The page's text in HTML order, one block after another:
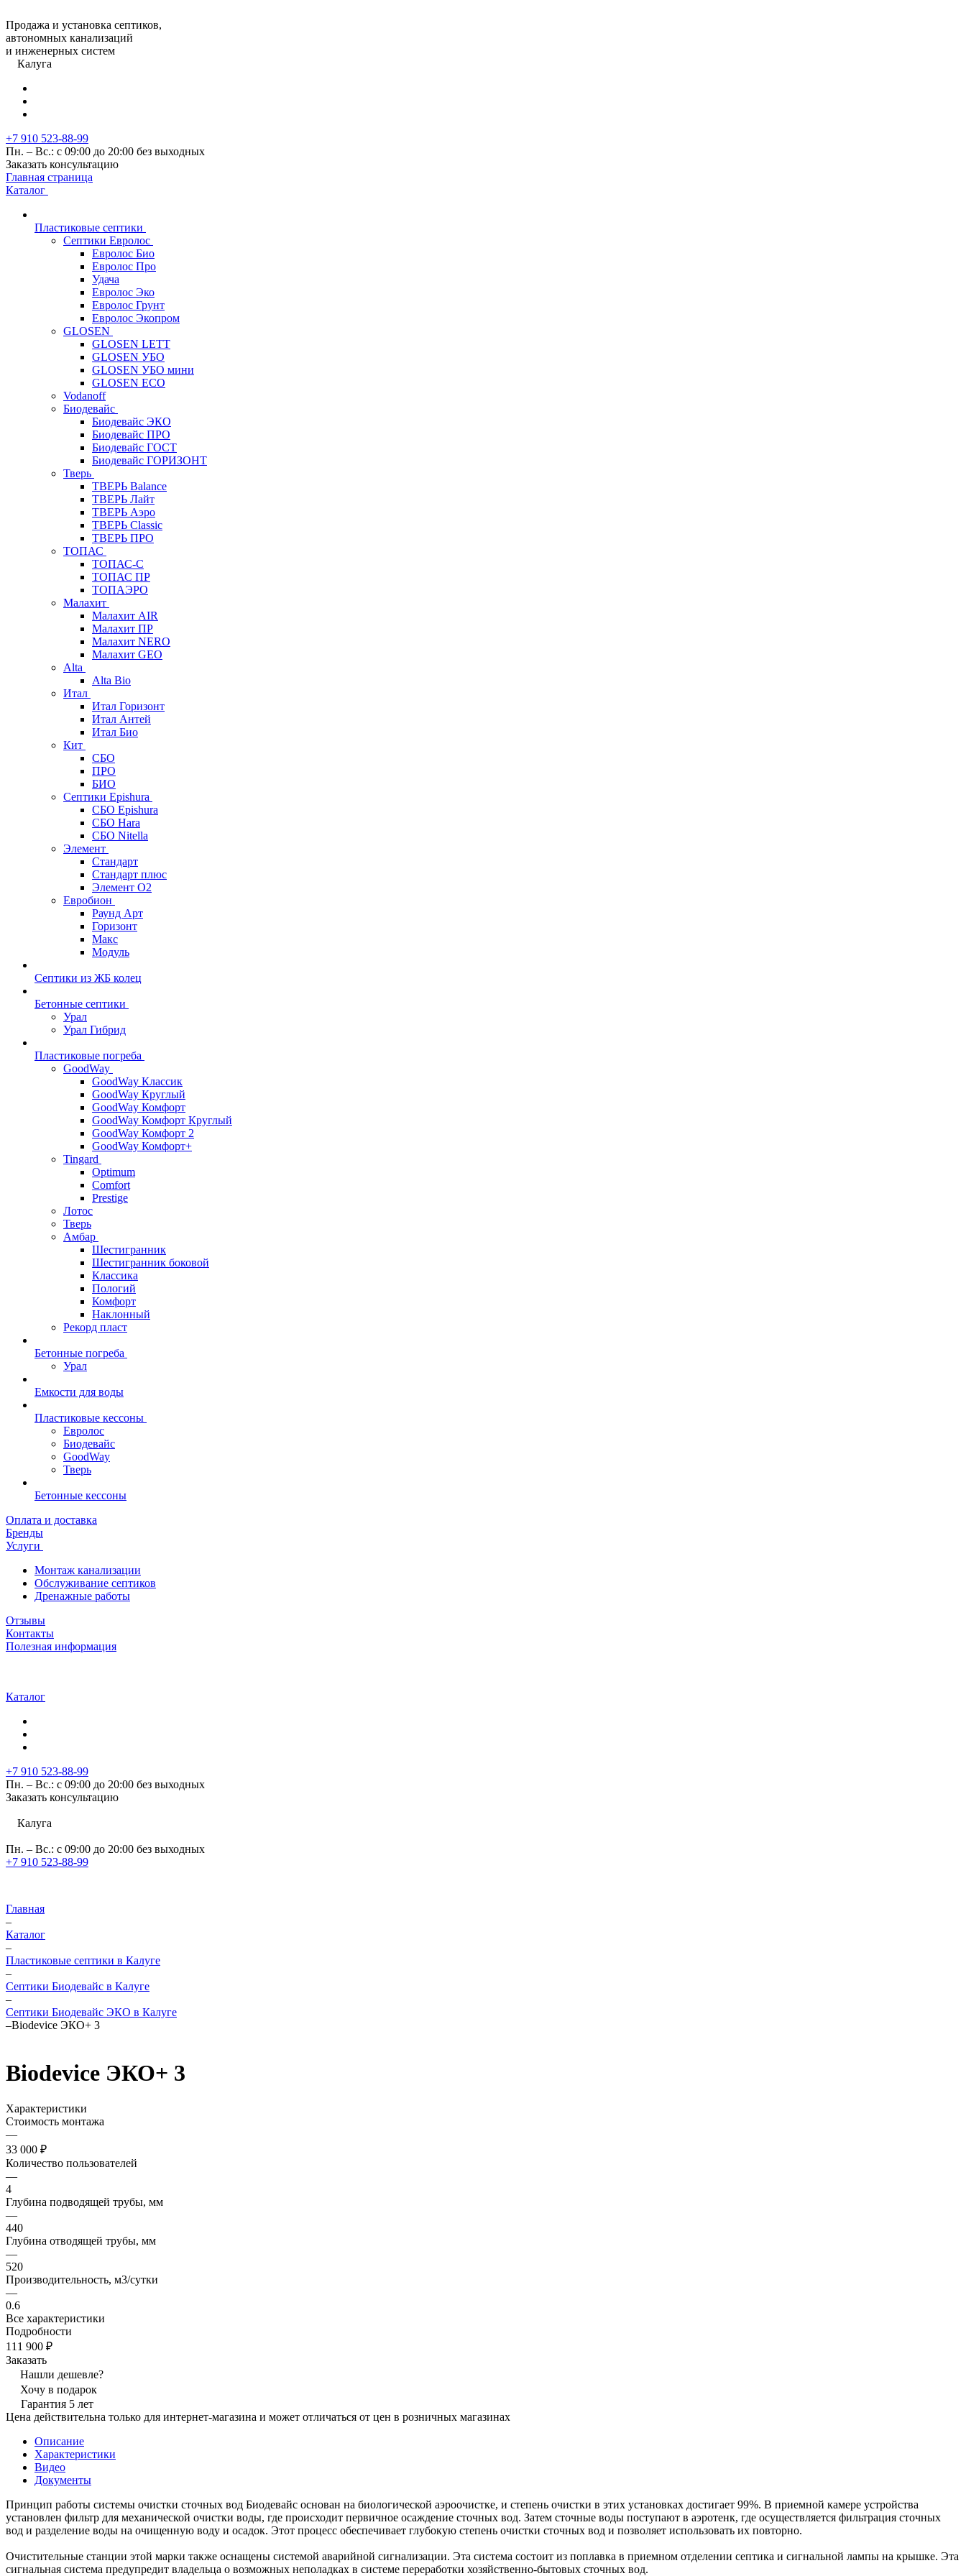
Продажа и установка септиков,
автономных канализаций
и инженерных систем
Калуга
+7 910 523-88-99
Пн. – Вс.: с 09:00 до 20:00 без выходных
Заказать консультацию
Главная страница
Каталог
Пластиковые септики
Септики Евролос
Евролос Био
Евролос Про
Удача
Евролос Эко
Евролос Грунт
Евролос Экопром
GLOSEN
GLOSEN LETT
GLOSEN УБО
GLOSEN УБО мини
GLOSEN ECO
Vodanoff
Биодевайс
Биодевайс ЭКО
Биодевайс ПРО
Биодевайс ГОСТ
Биодевайс ГОРИЗОНТ
Тверь
ТВЕРЬ Balance
ТВЕРЬ Лайт
ТВЕРЬ Аэро
ТВЕРЬ Classic
ТВЕРЬ ПРО
ТОПАС
ТОПАС-С
ТОПАС ПР
ТОПАЭРО
Малахит
Малахит AIR
Малахит ПР
Малахит NERO
Малахит GEO
Alta
Alta Bio
Итал
Итал Горизонт
Итал Антей
Итал Био
Кит
СБО
ПРО
БИО
Септики Epishura
СБО Epishura
СБО Hara
СБО Nitella
Элемент
Стандарт
Стандарт плюс
Элемент О2
Евробион
Раунд Арт
Горизонт
Макс
Модуль
Септики из ЖБ колец
Бетонные септики
Урал
Урал Гибрид
Пластиковые погреба
GoodWay
GoodWay Классик
GoodWay Круглый
GoodWay Комфорт
GoodWay Комфорт Круглый
GoodWay Комфорт 2
GoodWay Комфорт+
Tingard
Optimum
Comfort
Prestige
Лотос
Тверь
Амбар
Шестигранник
Шестигранник боковой
Классика
Пологий
Комфорт
Наклонный
Рекорд пласт
Бетонные погреба
Урал
Емкости для воды
Пластиковые кессоны
Евролос
Биодевайс
GoodWay
Тверь
Бетонные кессоны
Оплата и доставка
Бренды
Услуги
Монтаж канализации
Обслуживание септиков
Дренажные работы
Отзывы
Контакты
Полезная информация
Каталог
+7 910 523-88-99
Пн. – Вс.: с 09:00 до 20:00 без выходных
Заказать консультацию
Калуга
Пн. – Вс.: с 09:00 до 20:00 без выходных
+7 910 523-88-99
Главная
–
Каталог
–
Пластиковые септики в Калуге
–
Септики Биодевайс в Калуге
–
Септики Биодевайс ЭКО в Калуге
–Biodevice ЭКО+ 3
Biodevice ЭКО+ 3
Характеристики
Стоимость монтажа
—
33 000 ₽
Количество пользователей
—
4
Глубина подводящей трубы, мм
—
440
Глубина отводящей трубы, мм
—
520
Производительность, м3/сутки
—
0.6
Все характеристики
Подробности
111 900 ₽
Заказать
Нашли дешевле?
Хочу в подарок
Гарантия 5 лет
Цена действительна только для интернет-магазина и может отличаться от цен в розничных магазинах
Описание
Характеристики
Видео
Документы
Принцип работы системы очистки сточных вод Биодевайс основан на биологической аэроочистке, и степень очистки в этих установках достигает 99%. В приемной камере устройства
установлен фильтр для механической очистки воды, где происходит первичное осаждение сточных вод. Затем сточные воды поступают в аэротенк, где осуществляется фильтрация сточных
вод и разделение воды на очищенную воду и осадок. Этот процесс обеспечивает глубокую степень очистки сточных вод и позволяет использовать их повторно.
Очистительные станции этой марки также оснащены системой аварийной сигнализации. Эта система состоит из поплавка в приемном отделении септика и сигнальной лампы на крышке. Эта
сигнальная система предупредит владельца о возможных неполадках в системе переработки хозяйственно-бытовых сточных вод.